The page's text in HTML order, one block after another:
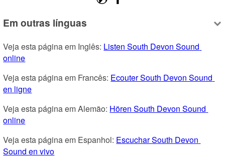
Em outras línguas
Veja esta página em Inglês: Listen South Devon Sound
online
Veja esta página em Francês: Ecouter South Devon Sound
en ligne
Veja esta página em Alemão: Hören South Devon Sound
online
Veja esta página em Espanhol: Escuchar South Devon
Sound en vivo